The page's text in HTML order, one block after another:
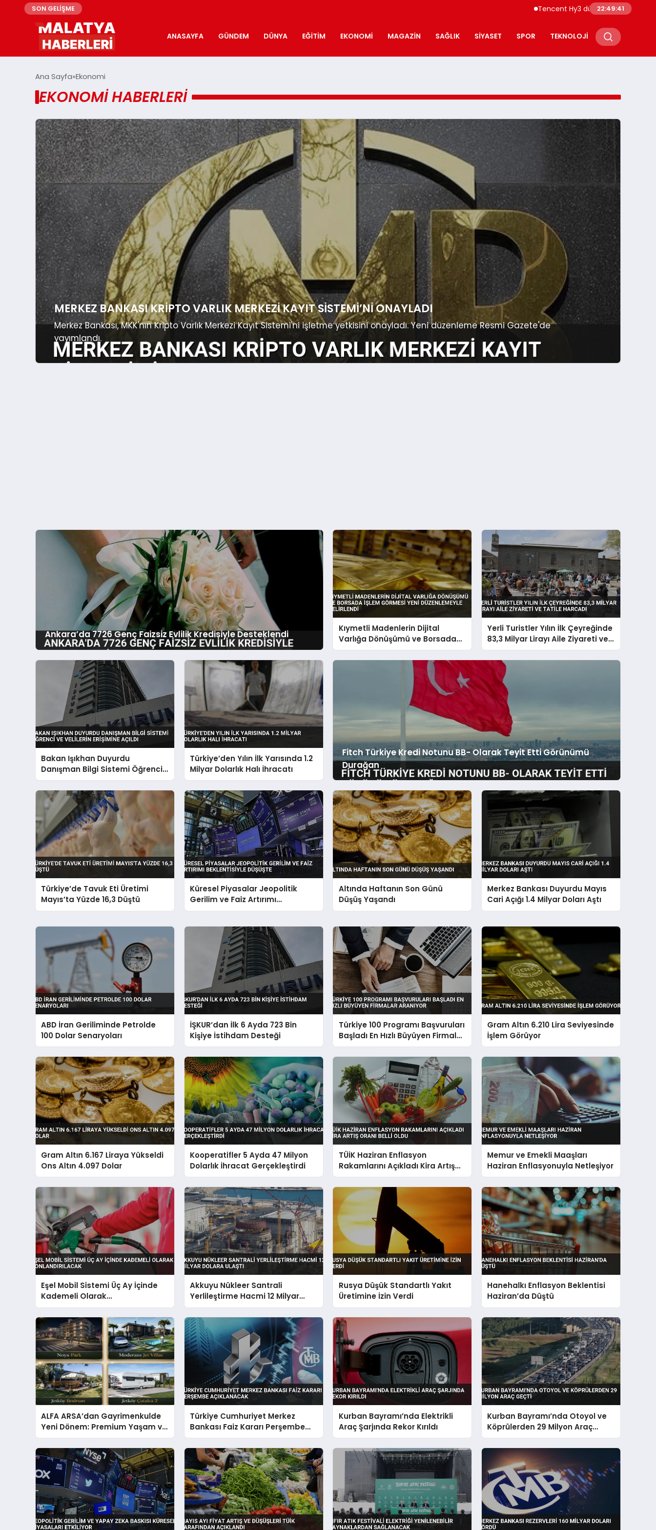
SON GELİŞME Tencent Hy3 dünya genelinde kullanıma
22:49:43
ANASAYFA GÜNDEM DÜNYA EĞITIM EKONOMI MAGAZIN SAĞLIK SIYASET SPOR TEKNOLOJI
Ana Sayfa Ekonomi
EKONOMI HABERLERI
MERKEZ BANKASI KRIPTO VARLIK MERKEZI KAYIT SISTEMI’NI ONAYLADI
Merkez Bankası, MKK'nın Kripto Varlık Merkezi Kayıt Sistemi'ni işletme yetkisini onayladı. Yeni düzenleme Resmi Gazete'de
yayımlandı.
Ankara’da 7726 Genç Faizsiz Evlilik Kredisiyle Desteklendi
Kıymetli Madenlerin Dijital
Varlığa Dönüşümü ve Borsada
İşlem Görmesi Yeni
Düzenlemeyle Belirlendi
Yerli Turistler Yılın İlk Çeyreğinde
83,3 Milyar Lirayı Aile Ziyareti ve
Tatile Harcadı
Bakan Işıkhan Duyurdu
Danışman Bilgi Sistemi Öğrenci
ve Velilerin Erişimine Açıldı
Türkiye’den Yılın İlk Yarısında 1.2
Milyar Dolarlık Halı İhracatı
Fitch Türkiye Kredi Notunu BB- Olarak Teyit Etti Görünümü
Durağan
Türkiye’de Tavuk Eti Üretimi
Mayıs’ta Yüzde 16,3 Düştü
Küresel Piyasalar Jeopolitik
Gerilim ve Faiz Artırımı
Beklentisiyle Düşüşte
Altında Haftanın Son Günü
Düşüş Yaşandı
Merkez Bankası Duyurdu Mayıs
Cari Açığı 1.4 Milyar Doları Aştı
ABD İran Geriliminde Petrolde
100 Dolar Senaryoları
İŞKUR’dan İlk 6 Ayda 723 Bin
Kişiye İstihdam Desteği
Türkiye 100 Programı Başvuruları
Başladı En Hızlı Büyüyen Firmalar
Aranıyor
Gram Altın 6.210 Lira Seviyesinde
İşlem Görüyor
Gram Altın 6.167 Liraya Yükseldi
Ons Altın 4.097 Dolar
Kooperatifler 5 Ayda 47 Milyon
Dolarlık İhracat Gerçekleştirdi
TÜİK Haziran Enflasyon
Rakamlarını Açıkladı Kira Artış
Oranı Belli Oldu
Memur ve Emekli Maaşları
Haziran Enflasyonuyla Netleşiyor
Eşel Mobil Sistemi Üç Ay İçinde
Kademeli Olarak
Sonlandırılacak
Akkuyu Nükleer Santrali
Yerlileştirme Hacmi 12 Milyar
Dolara Ulaştı
Rusya Düşük Standartlı Yakıt
Üretimine İzin Verdi
Hanehalkı Enflasyon Beklentisi
Haziran’da Düştü
ALFA ARSA’dan Gayrimenkulde
Yeni Dönem: Premium Yaşam ve
Yatırım Fırsatları Bir Arada
Türkiye Cumhuriyet Merkez
Bankası Faiz Kararı Perşembe
Açıklanacak
Kurban Bayramı’nda Elektrikli
Araç Şarjında Rekor Kırıldı
Kurban Bayramı’nda Otoyol ve
Köprülerden 29 Milyon Araç
Geçti